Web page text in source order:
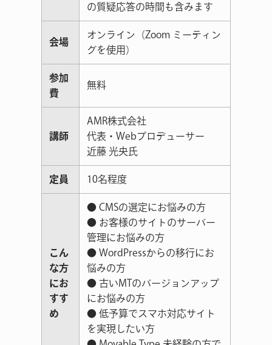
の質疑応答の時間も含みます
会場
オンライン（Zoom ミーティン
グを使用）
参加
費
無料
講師
AMR株式会社
代表・Webプロデューサー
近藤 光央氏
定員 10名程度
こん
な方
にお
すす
め
● CMSの選定にお悩みの方
● お客様のサイトのサーバー
管理にお悩みの方
● WordPressからの移行にお
悩みの方
● 古いMTのバージョンアップ
にお悩みの方
● 低予算でスマホ対応サイト
を実現したい方